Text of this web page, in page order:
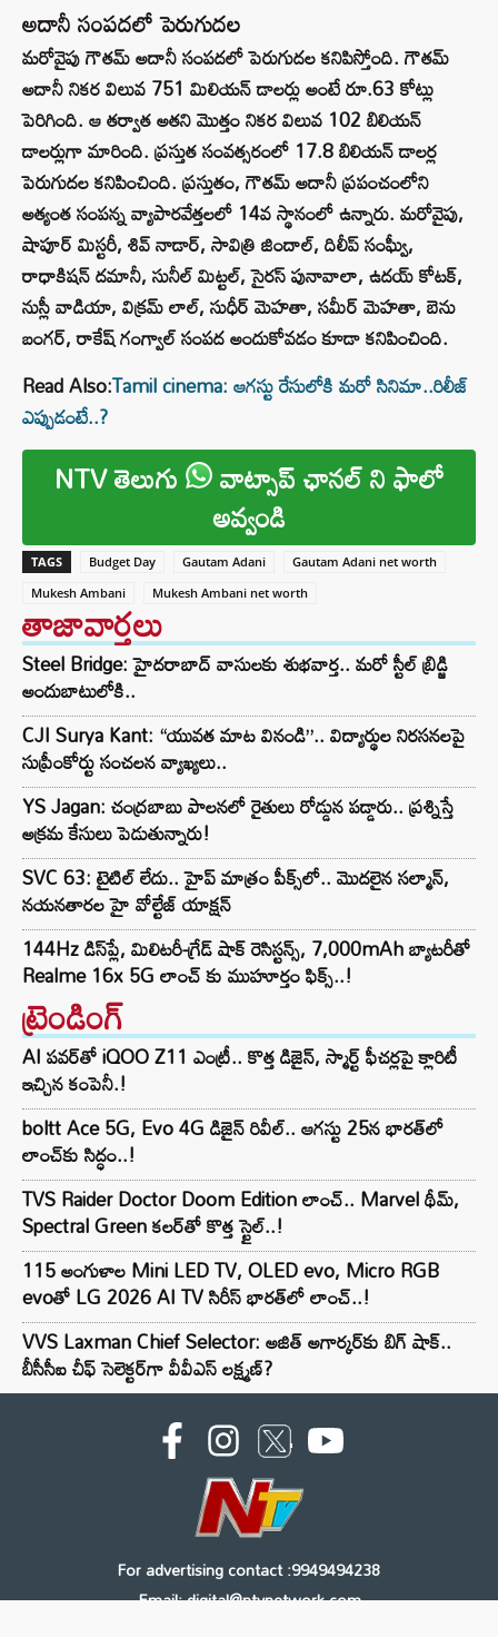
అదానీ సంపదలో పెరుగుదల
మరోవైపు గౌతమ్ అదానీ సంపదలో పెరుగుదల కనిపిస్తోంది. గౌతమ్
అదానీ నికర విలువ 751 మిలియన్ డాలర్లు అంటే రూ.63 కోట్లు
పెరిగింది. ఆ తర్వాత అతని మొత్తం నికర విలువ 102 బిలియన్
డాలర్లుగా మారింది. ప్రస్తుత సంవత్సరంలో 17.8 బిలియన్ డాలర్ల
పెరుగుదల కనిపించింది. ప్రస్తుతం, గౌతమ్ అదానీ ప్రపంచంలోని
అత్యంత సంపన్న వ్యాపారవేత్తలలో 14వ స్థానంలో ఉన్నారు. మరోవైపు,
షాపూర్ మిస్టరీ, శివ్ నాడార్, సావిత్రి జిందాల్, దిలీప్ సంఘ్వీ,
రాధాకిషన్ దమానీ, సునీల్ మిట్టల్, సైరస్ పునావాలా, ఉదయ్ కోటక్,
నుస్లీ వాడియా, విక్రమ్ లాల్, సుధీర్ మెహతా, సమీర్ మెహతా, బెను
బంగర్, రాకేష్ గంగ్వాల్ సంపద అందుకోవడం కూడా కనిపించింది.
Read Also:Tamil cinema: ఆగస్టు రేసులోకి మరో సినిమా..రిలీజ్
ఎప్పుడంటే..?
NTV తెలుగు వాట్సాప్ ఛానల్ ని ఫాలో
అవ్వండి
TAGS Budget Day Gautam Adani
Gautam Adani net worth
Mukesh Ambani
Mukesh Ambani net worth
తాజావార్తలు
Steel Bridge: హైదరాబాద్ వాసులకు శుభవార్త.. మరో స్టీల్ బ్రిడ్జి
అందుబాటులోకి..
CJI Surya Kant: “యువత మాట వినండి”.. విద్యార్థుల నిరసనలపై
సుప్రీంకోర్టు సంచలన వ్యాఖ్యలు..
YS Jagan: చంద్రబాబు పాలనలో రైతులు రోడ్డున పడ్డారు.. ప్రశ్నిస్తే
అక్రమ కేసులు పెడుతున్నారు!
SVC 63: టైటిల్ లేదు.. హైప్ మాత్రం పీక్స్‌లో.. మొదలైన సల్మాన్,
నయనతారల హై వోల్టేజ్ యాక్షన్
144Hz డిస్‌ప్లే, మిలిటరీ-గ్రేడ్ షాక్ రెసిస్టన్స్, 7,000mAh బ్యాటరీతో
Realme 16x 5G లాంచ్ కు ముహూర్తం ఫిక్స్..!
ట్రెండింగ్‌
AI పవర్‌తో iQOO Z11 ఎంట్రీ.. కొత్త డిజైన్, స్మార్ట్ ఫీచర్లపై క్లారిటీ
ఇచ్చిన కంపెనీ.!
boltt Ace 5G, Evo 4G డిజైన్ రివీల్.. ఆగస్టు 25న భారత్‌లో
లాంచ్‌కు సిద్ధం..!
TVS Raider Doctor Doom Edition లాంచ్.. Marvel థీమ్,
Spectral Green కలర్‌తో కొత్త స్టైల్..!
115 అంగుళాల Mini LED TV, OLED evo, Micro RGB
evoతో LG 2026 AI TV సిరీస్ భారత్‌లో లాంచ్..!
VVS Laxman Chief Selector: అజిత్ అగార్కర్‌కు బిగ్ షాక్..
బీసీసీఐ చీఫ్ సెలెక్టర్‌గా వీవీఎస్ లక్ష్మణ్?
For advertising contact :9949494238
Email: digital@ntvnetwork.com